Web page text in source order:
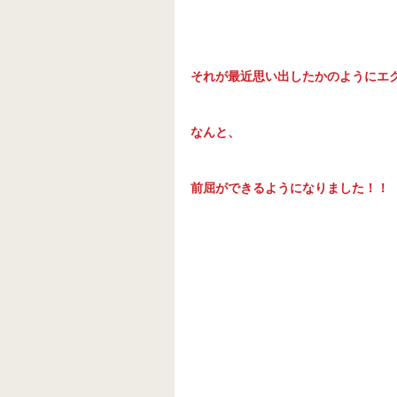
それが最近思い出したかのようにエ
なんと、
前屈ができるようになりました！！